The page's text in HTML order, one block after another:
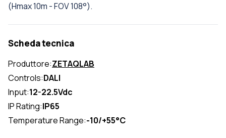
(Hmax 10m - FOV 108°).
Scheda tecnica
Produttore:ZETAQLAB
Controls:DALI
Input:12-22.5Vdc
IP Rating:IP65
Temperature Range:-10/+55°C